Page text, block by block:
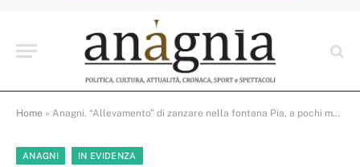
Home » Anagni. “Allevamento” di zanzare nella fontana Pia, a pochi metri dalla centralissima piazza Cavour
ANAGNI IN EVIDENZA